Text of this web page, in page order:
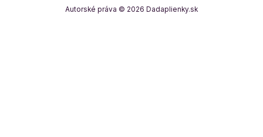
Autorské práva © 2026 Dadaplienky.sk